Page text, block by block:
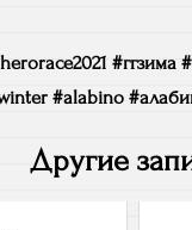
#ггзима
#alabino
Другие